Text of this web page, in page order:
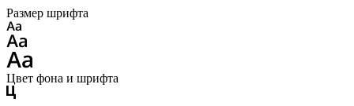
Размер шрифта
Цвет фона и шрифта